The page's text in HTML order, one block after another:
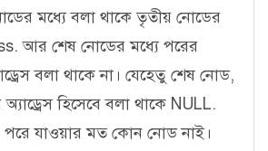
নোডের মধ্যে বলা থাকে তৃতীয় নোডের
আর শেষ নোডের মধ্যে পরের
বলা থাকে না। যেহেতু শেষ নোড,
হিসেবে বলা থাকে NULL.
পরে যাওয়ার মত কোন নোড নাই।